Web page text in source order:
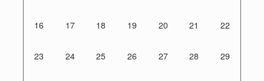
16 17 18 19 20 21 22
23 24 25 26 27 28 29